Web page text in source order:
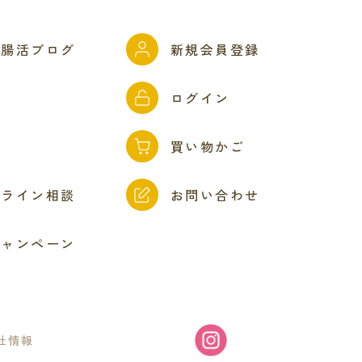
活ブログ
イン相談
ンペーン
新規会員登録
ログイン
買い物かご
お問い合わせ
情報